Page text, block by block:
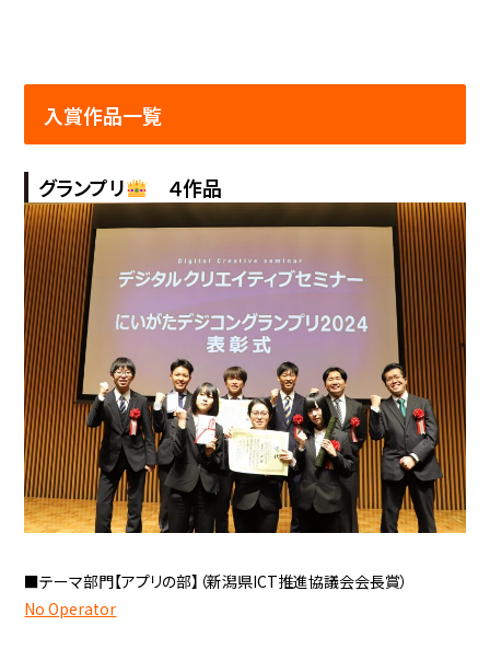
入賞作品一覧
グランプリ ４作品
■テーマ部門【アプリの部】（新潟県ICT推進協議会会長賞）
No Operator